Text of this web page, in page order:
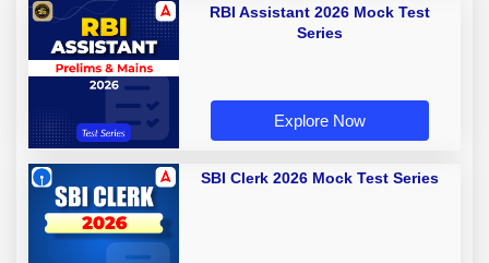
RBI Assistant 2026 Mock Test
Series
Explore Now
SBI Clerk 2026 Mock Test Series